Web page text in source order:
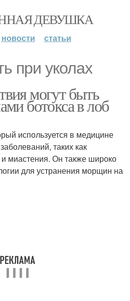
ДЕВУШКА
новости статьи
при уколах
могут быть
ботокса в лоб
используется в медицине
таких как
миастения. Он также широко
для устранения морщин на